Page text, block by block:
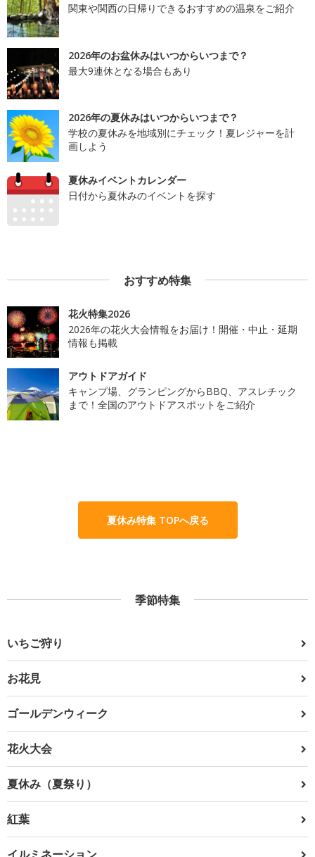
関東や関西の日帰りできるおすすめの温泉をご紹介
2026年のお盆休みはいつからいつまで？
最大9連休となる場合もあり
2026年の夏休みはいつからいつまで？
学校の夏休みを地域別にチェック！夏レジャーを計
画しよう
夏休みイベントカレンダー
日付から夏休みのイベントを探す
おすすめ特集
花火特集2026
2026年の花火大会情報をお届け！開催・中止・延期
情報も掲載
アウトドアガイド
キャンプ場、グランピングからBBQ、アスレチック
まで！全国のアウトドアスポットをご紹介
夏休み特集 TOPへ戻る
季節特集
いちご狩り
お花見
ゴールデンウィーク
花火大会
夏休み（夏祭り）
紅葉